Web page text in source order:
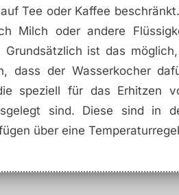
Tee oder Kaffee
Milch oder andere
Grundsätzlich ist das
dass der Wasserkocher
speziell für das Erhitzen
sind. Diese sind in
über eine